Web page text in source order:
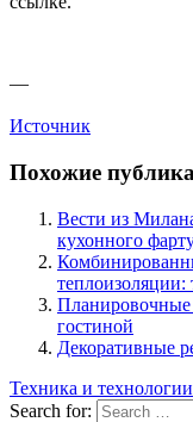
—
Источник
Похожие
Вести из
кухонного
теплоизоляции:
Планировочные
гостиной
Декоративные
Техника и технологии
Search for: